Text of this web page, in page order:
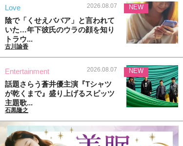
Love 2026.08.07
陰で「くせえババア」と言われて
いた…年下彼氏のウラの顔を知り
トラウ...
古川諭香
NEW
Entertainment 2026.08.07
話題さらう蒼井優主演『Tシャツ
が乾くまで』盛り上げるスピッツ
主題歌...
石黒隆之
NEW